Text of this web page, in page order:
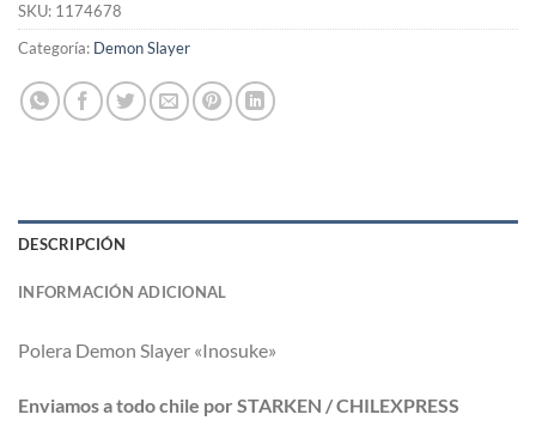
SKU: 1174678
Categoría: Demon Slayer
DESCRIPCIÓN
INFORMACIÓN ADICIONAL
Polera Demon Slayer «Inosuke»
Enviamos a todo chile por STARKEN / CHILEXPRESS